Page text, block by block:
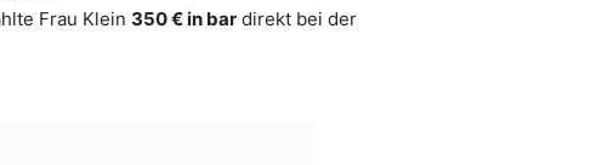
Frau Klein 350 € in bar direkt bei der